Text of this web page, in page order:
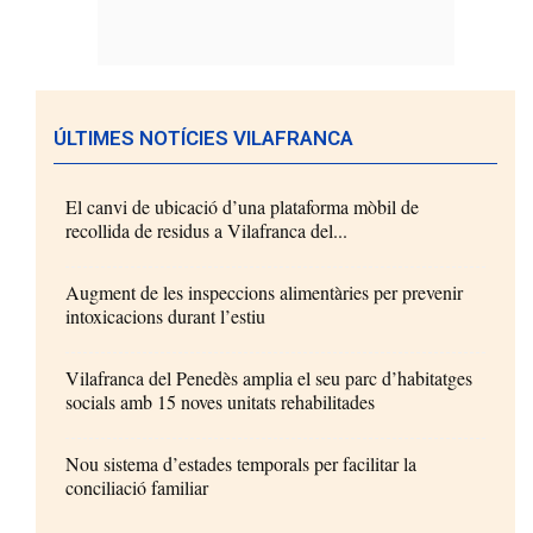
ÚLTIMES NOTÍCIES VILAFRANCA
El canvi de ubicació d’una plataforma mòbil de
recollida de residus a Vilafranca del...
Augment de les inspeccions alimentàries per prevenir
intoxicacions durant l’estiu
Vilafranca del Penedès amplia el seu parc d’habitatges
socials amb 15 noves unitats rehabilitades
Nou sistema d’estades temporals per facilitar la
conciliació familiar